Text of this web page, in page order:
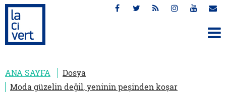
ANA SAYFA
Dosya
Moda güzelin değil, yeninin peşinden koşar